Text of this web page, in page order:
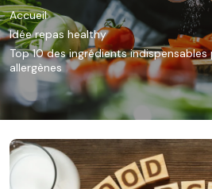
Accueil
Idée repas healthy
Top 10 des ingrédients
allergènes